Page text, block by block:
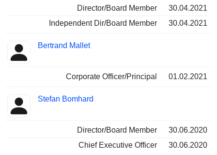
Director/Board Member
30.04.2021
Independent Dir/Board Member
30.04.2021
Bertrand Mallet
Corporate Officer/Principal 01.02.2021
Stefan Bomhard
Director/Board Member
30.06.2020
Chief Executive Officer
30.06.2020